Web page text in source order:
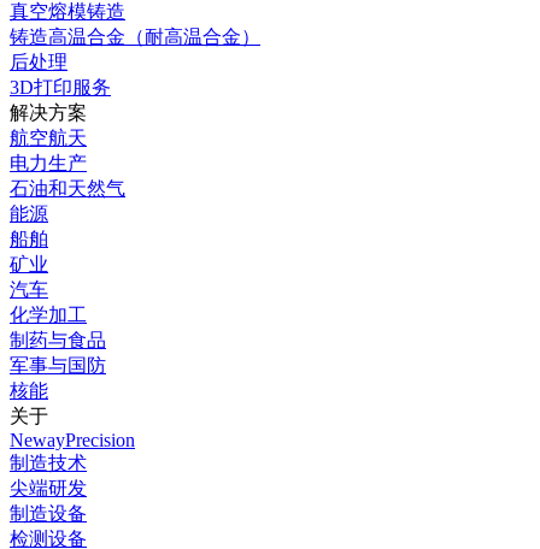
真空熔模铸造
铸造高温合金（耐高温合金）
后处理
3D打印服务
解决方案
航空航天
电力生产
石油和天然气
能源
船舶
矿业
汽车
化学加工
制药与食品
军事与国防
核能
关于
NewayPrecision
制造技术
尖端研发
制造设备
检测设备